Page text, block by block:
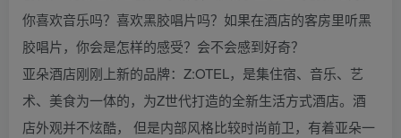
你喜欢音乐吗？喜欢黑胶唱片吗？如果在酒店的客房里听黑
胶唱片，你会是怎样的感受？会不会感到好奇？
亚朵酒店刚刚上新的品牌：Z:OTEL，是集住宿、音乐、艺
术、美食为一体的，为Z世代打造的全新生活方式酒店。酒
店外观并不炫酷， 但是内部风格比较时尚前卫，有着亚朵一